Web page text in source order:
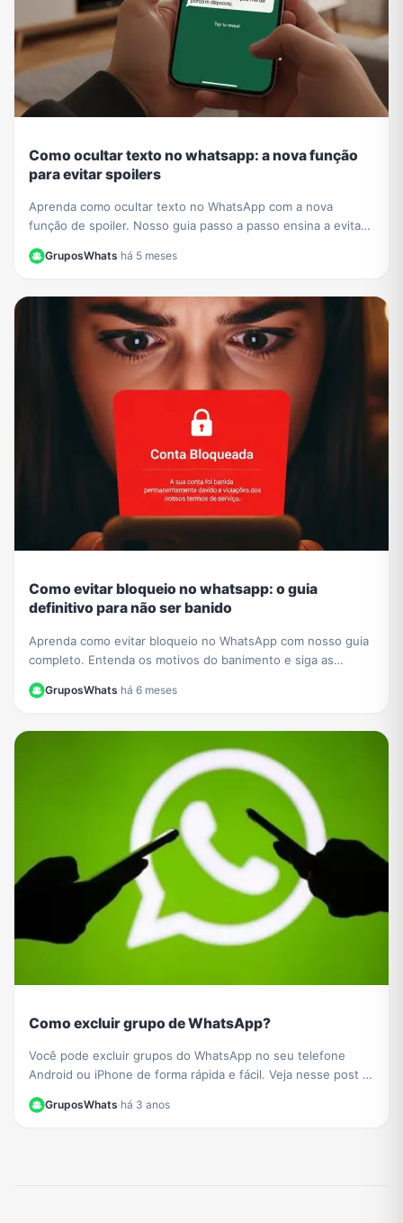
Como ocultar texto no whatsapp: a nova função
para evitar spoilers
Aprenda como ocultar texto no WhatsApp com a nova
função de spoiler. Nosso guia passo a passo ensina a evitar
revelar detalhes de séries e filmes em grupos.
GruposWhats·há 5 meses
Como evitar bloqueio no whatsapp: o guia
definitivo para não ser banido
Aprenda como evitar bloqueio no WhatsApp com nosso guia
completo. Entenda os motivos do banimento e siga as
GruposWhats·há 6 meses
Como excluir grupo de WhatsApp?
Você pode excluir grupos do WhatsApp no ​​seu telefone
Android ou iPhone de forma rápida e fácil. Veja nesse post o
GruposWhats·há 3 anos